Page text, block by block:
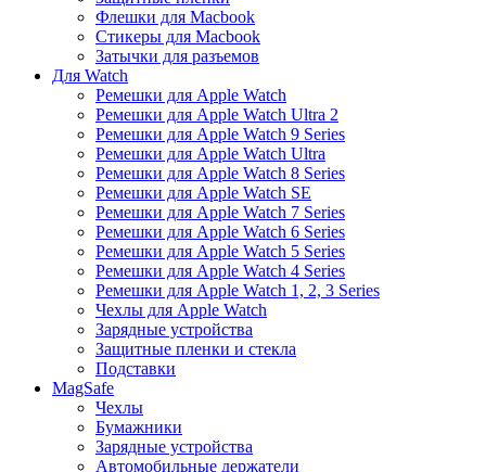
Флешки для Macbook
Стикеры для Macbook
Затычки для разъемов
Для Watch
Ремешки для Apple Watch
Ремешки для Apple Watch Ultra 2
Ремешки для Apple Watch 9 Series
Ремешки для Apple Watch Ultra
Ремешки для Apple Watch 8 Series
Ремешки для Apple Watch SE
Ремешки для Apple Watch 7 Series
Ремешки для Apple Watch 6 Series
Ремешки для Apple Watch 5 Series
Ремешки для Apple Watch 4 Series
Ремешки для Apple Watch 1, 2, 3 Series
Чехлы для Apple Watch
Зарядные устройства
Защитные пленки и стекла
Подставки
MagSafe
Чехлы
Бумажники
Зарядные устройства
Автомобильные держатели